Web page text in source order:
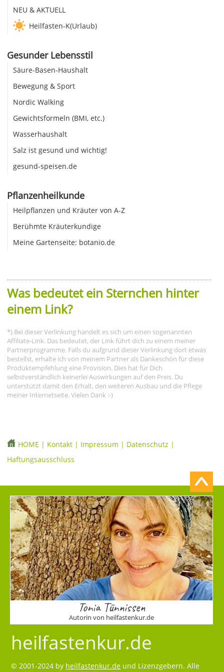
NEU & AKTUELL
Heilfasten-K(Urlaub)
Gesunder Lebensstil
Säure-Basen-Haushalt
Bewegung & Sport
Nordic Walking
Gewichtsformeln (BMI, etc.)
Wasserhaushalt
Salz ist gesund und wichtig!
gesund-speisen.de
Pflanzenheilkunde
Heilpflanzen und Kräuter von A-Z
Berühmte Kräuterkundige
Meine Gartenseite: botanio.de
Was bedeutet ein Sternchen hinter
einem Link?
*) Bei dieser Verlinkung handelt es sich um einen sogenannten
Affiliate-Link. Das bedeutet, der Link führt dich zu einem meiner
Partnerprogramme. Falls du aufgrund dieser Verlinkung dort etwas
bestellst, erhalte ich von meinem Partner als Dankeschön für diese
Produktempfehlung eine Provision. Dies hat für Dich
selbstverständlich keinerlei Auswirkungen auf den Preis. Du
unterstützt damit den Erhalt, den weiteren Ausbau und die Pflege
meiner Internetseite. Vielen Dank :-)
HOME | Kontakt | Impressum | Datenschutz |
Haftungsausschluss
Tonia Tünnissen
Autorin von heilfastenkur.de
heilfastenkur.de
© 2001-2024 by heilfastenkur.de und Lizenzgebern. Alle